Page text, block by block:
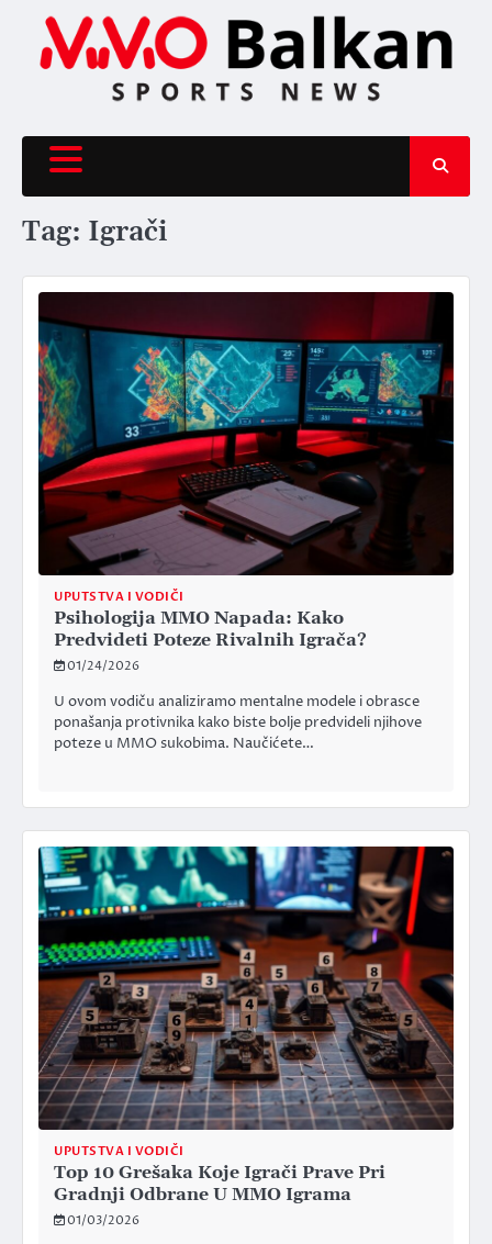
content
Tag: Igrači
UPUTSTVA I VODIČI
Psihologija MMO Napada: Kako
Predvideti Poteze Rivalnih Igrača?
01/24/2026
U ovom vodiču analiziramo mentalne modele i obrasce
ponašanja protivnika kako biste bolje predvideli njihove
poteze u MMO sukobima. Naučićete…
UPUTSTVA I VODIČI
Top 10 Grešaka Koje Igrači Prave Pri
Gradnji Odbrane U MMO Igrama
01/03/2026